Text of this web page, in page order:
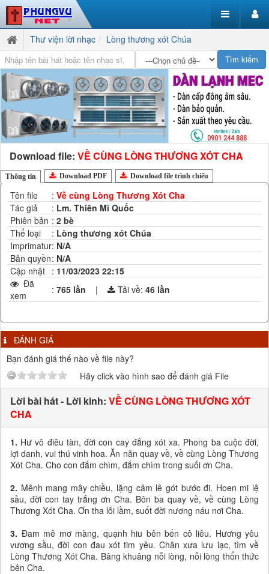
Thư viện lời nhạc Lòng thương xót Chúa
Download file: VỀ CÙNG LÒNG THƯƠNG XÓT CHA
Thông tin Download PDF Download file trình chiếu
Tên file : Về cùng Lòng Thương Xót Cha
Tác giả
: Lm. Thiên Mĩ Quốc
Phiên bản : 2 bè
Thể loại
: Lòng thương xót Chúa
Imprimatur: N/A
Bản quyền: N/A
Cập nhật : 11/03/2023 22:15
Đã
xem
: 765 lần | Tải về: 46 lần
ĐÁNH GIÁ
Bạn đánh giá thế nào về file này?
Hãy click vào hình sao để đánh giá File
Lời bài hát - Lời kinh: VỀ CÙNG LÒNG THƯƠNG XÓT
CHA
1. Hư vô điêu tàn, đời con cay đắng xót xa. Phong ba cuộc đời,
lợi danh, vui thú vinh hoa. Ăn năn quay về, về cùng Lòng Thương
Xót Cha. Cho con đắm chìm, đắm chìm trong suối ơn Cha.
2. Mênh mang mây chiều, lặng câm lê gót bước đi. Hoen mi lệ
sầu, đời con tay trắng ơn Cha. Bôn ba quay về, về cùng Lòng
Thương Xót Cha. Ơn tha lỗi lầm, suốt đời nương náu nơi Cha.
3. Đam mê mơ màng, quạnh hiu bên bến cô liêu. Hương yêu
vương sầu, đời con đau xót tim yêu. Chân xưa lưu lạc, tìm về
Lòng Thương Xót Cha. Bâng khuâng nỗi lòng, nỗi lòng thổn thức
bên Cha.